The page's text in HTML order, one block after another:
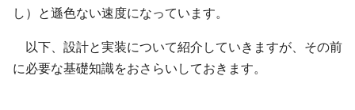
し）と遜色ない速度になっています。
以下、設計と実装について紹介していきますが、その前
に必要な基礎知識をおさらいしておきます。